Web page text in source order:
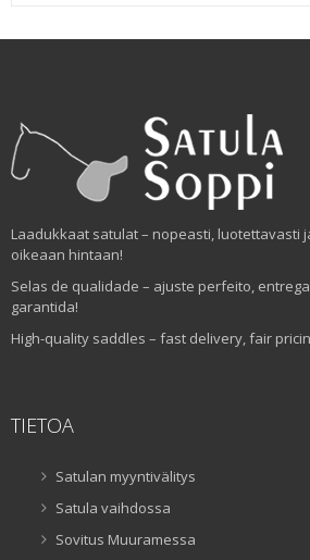
Laadukkaat satulat – nopeasti, luotettavasti
oikeaan hintaan!
Selas de qualidade – ajuste perfeito,
garantida!
High-quality saddles – fast delivery, fair
TIETOA
Satulan myyntivälitys
Satula vaihdossa
Sovitus Muuramessa